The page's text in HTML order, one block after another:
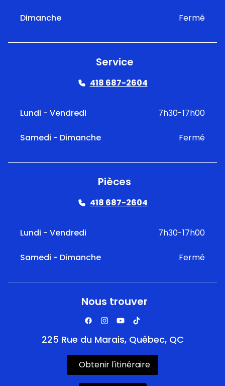
Dimanche Fermé
Service
418 687-2604
Lundi - Vendredi 7h30-17h00
Samedi - Dimanche Fermé
Pièces
418 687-2604
Lundi - Vendredi 7h30-17h00
Samedi - Dimanche Fermé
Nous trouver
225 Rue du Marais, Québec, QC
Obtenir l'itinéraire